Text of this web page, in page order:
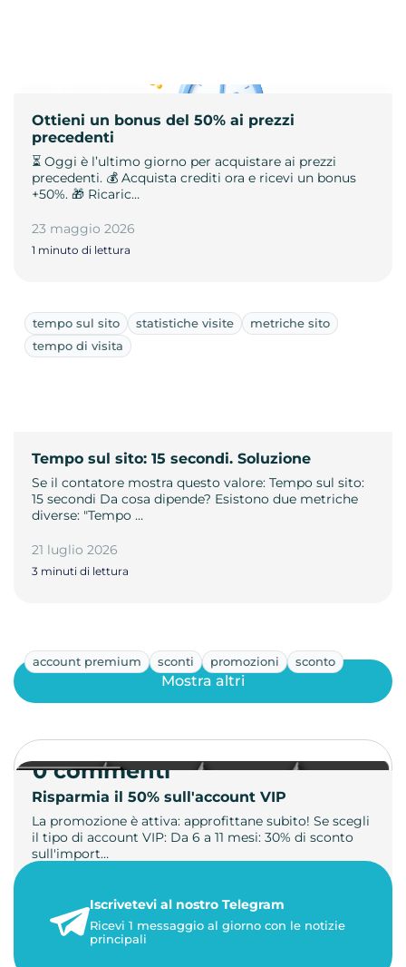
Ottieni un bonus del 50% ai prezzi
precedenti
⏳ Oggi è l’ultimo giorno per acquistare ai prezzi
precedenti. 💰 Acquista crediti ora e ricevi un bonus
+50%. 🎁 Ricaric…
23 maggio 2026
1 minuto di lettura
tempo sul sito statistiche visite
metriche sito
tempo di visita
Tempo sul sito: 15 secondi. Soluzione
Se il contatore mostra questo valore: Tempo sul sito:
15 secondi Da cosa dipende? Esistono due metriche
diverse: "Tempo …
21 luglio 2026
3 minuti di lettura
account premium sconti promozioni sconto
Risparmia il 50% sull'account VIP
La promozione è attiva: approfittane subito! Se scegli
il tipo di account VIP: Da 6 a 11 mesi: 30% di sconto
sull'import…
1 minuto di lettura
Mostra altri
0 commenti
Iscrivetevi al nostro Telegram
Ricevi 1 messaggio al giorno con le notizie
principali